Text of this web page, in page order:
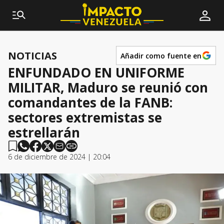
NOTICIAS Añadir como fuente en
ENFUNDADO EN UNIFORME
MILITAR, Maduro se reunió con
comandantes de la FANB:
sectores extremistas se
estrellarán
6 de diciembre de 2024 | 20:04